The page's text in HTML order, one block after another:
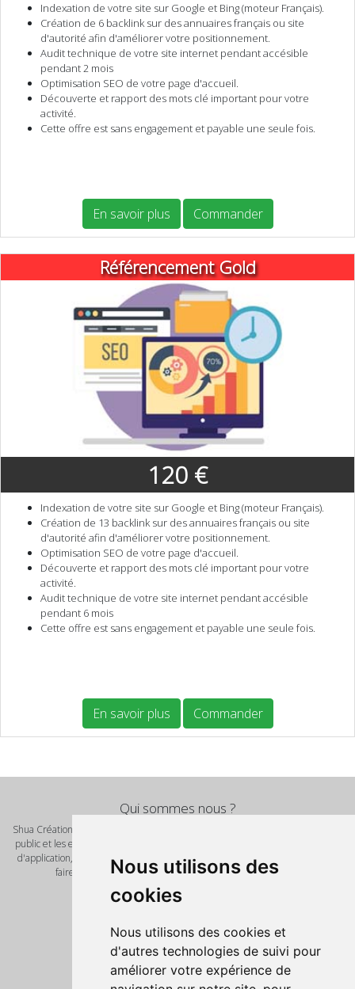
Nous utilisons des
cookies
Nous utilisons des cookies et
d'autres technologies de suivi pour
améliorer votre expérience de
Indexation de votre site sur Google et Bing (moteur Français).
Création de 6 backlink sur des annuaires français ou site
d'autorité afin d'améliorer votre positionnement.
Audit technique de votre site internet pendant accésible
pendant 2 mois
Optimisation SEO de votre page d'accueil.
Découverte et rapport des mots clé important pour votre
activité.
Cette offre est sans engagement et payable une seule fois.
En savoir plus Commander
Référencement Gold
120 €
Indexation de votre site sur Google et Bing (moteur Français).
Création de 13 backlink sur des annuaires français ou site
d'autorité afin d'améliorer votre positionnement.
Optimisation SEO de votre page d'accueil.
Découverte et rapport des mots clé important pour votre
activité.
Audit technique de votre site internet pendant accésible
pendant 6 mois
Cette offre est sans engagement et payable une seule fois.
En savoir plus Commander
Qui sommes nous ?
Shua Création est un éditeur de logiciel et de solution innovante pour le grand
public et les entreprises. Nous vous proposont de nombreux scripts, modèles
d'application, template pour vos futures réalisations. Notre mot d'ordre vous
faire gagner un temps précieux avec des outils de qualité.
Pages
Script PHP
Informations légales
Mentions Légales